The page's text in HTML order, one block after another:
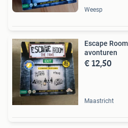
Weesp
Escape
avonturen
€ 12,50
Maastricht